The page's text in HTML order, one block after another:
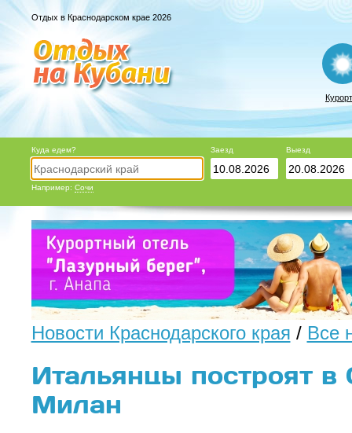
Отдых в Краснодарском крае 2026
Куда едем?
Например: Сочи
Заезд Выезд
Новости Краснодарского края / Все
Итальянцы построят
Милан